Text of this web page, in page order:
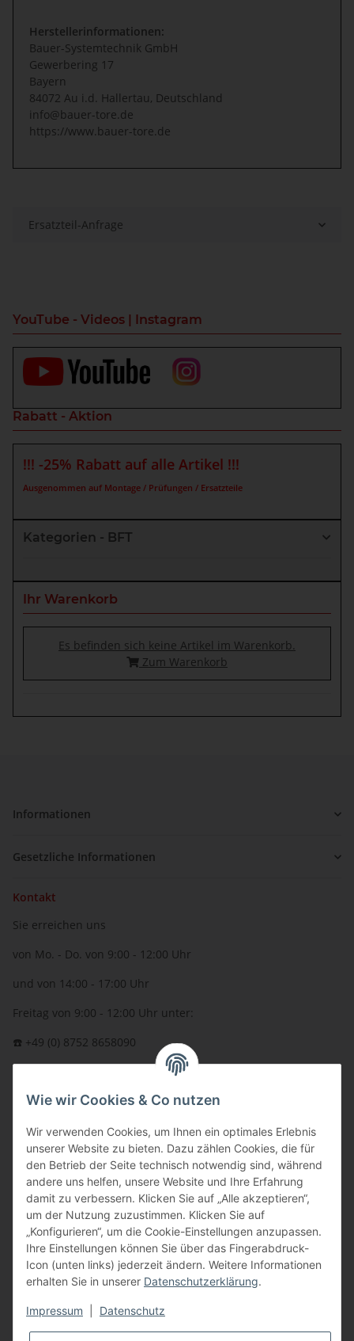
Herstellerinformationen:
Bauer-Systemtechnik GmbH
Gewerbering 17
Bayern
84072 Au i.d. Hallertau, Deutschland
info@bauer-tore.de
https://www.bauer-tore.de
Ersatzteil-Anfrage
YouTube - Videos | Instagram
Rabatt - Aktion
!!! -25% Rabatt auf alle Artikel !!!
Ausgenommen auf Montage / Prüfungen / Ersatzteile
Kategorien - BFT
Ihr Warenkorb
Es befinden sich keine Artikel im Warenkorb.
Zum Warenkorb
Informationen
Gesetzliche Informationen
Kontakt
Sie erreichen uns
von Mo. - Do. von 9:00 - 12:00 Uhr
und von 14:00 - 17:00 Uhr
Freitag von 9:00 - 12:00 Uhr unter:
☎️ +49 (0) 8752 8658090
oder über unserKontaktformular
BFT - Autorisierter Fachhändler
Wie wir Cookies & Co nutzen
Wir verwenden Cookies, um Ihnen ein optimales Erlebnis
unserer Website zu bieten. Dazu zählen Cookies, die für
den Betrieb der Seite technisch notwendig sind, während
andere uns helfen, unsere Website und Ihre Erfahrung
damit zu verbessern. Klicken Sie auf „Alle akzeptieren“,
um der Nutzung zuzustimmen. Klicken Sie auf
„Konfigurieren“, um die Cookie-Einstellungen anzupassen.
Ihre Einstellungen können Sie über das Fingerabdruck-
Icon (unten links) jederzeit ändern. Weitere Informationen
erhalten Sie in unserer Datenschutzerklärung.
Impressum Datenschutz